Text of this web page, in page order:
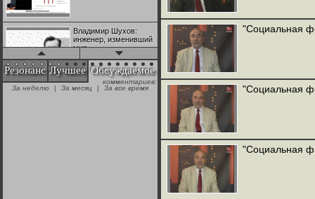
Владимир Шухов:
инженер, изменивший
мир
"Аркадий Коц" на
эгалите-фесте "Не
Резонанс Лучшее Обсуждаемое
комментариев:
За неделю
| За месяц | За все время
"Социальная
"Социальная
"Социальная